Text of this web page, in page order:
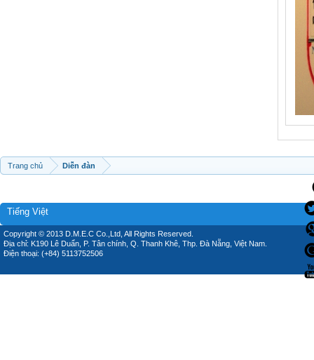
Trang chủ Diễn đàn
Tiếng Việt
Copyright © 2013 D.M.E.C Co.,Ltd, All Rights Reserved.
Địa chỉ: K190 Lê Duẩn, P. Tân chính, Q. Thanh Khê, Thp. Đà Nẵng, Việt Nam.
Điện thoại: (+84) 5113752506